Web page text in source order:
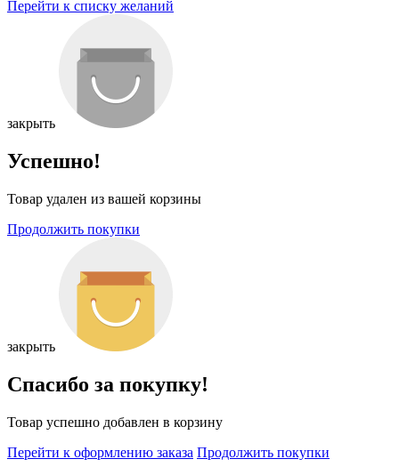
Перейти к списку желаний
закрыть
Успешно!
Товар удален из вашей корзины
Продолжить покупки
закрыть
Спасибо за покупку!
Товар успешно добавлен в корзину
Перейти к оформлению заказа Продолжить покупки